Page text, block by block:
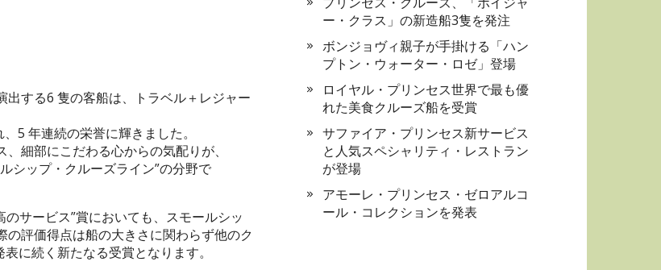
する6 隻の客船は、トラベル＋レジャー
5 年連続の栄誉に輝きました。
細部にこだわる心からの気配りが、
シップ・クルーズライン”の分野で
サービス”賞においても、スモールシッ
評価得点は船の大きさに関わらず他のク
に続く新たなる受賞となります。
ー・クラス」の新造船3隻を発注
ボンジョヴィ親子が手掛ける「ハン
プトン・ウォーター・ロゼ」登場
ロイヤル・プリンセス世界で最も優
れた美食クルーズ船を受賞
サファイア・プリンセス新サービス
と人気スペシャリティ・レストラン
が登場
アモーレ・プリンセス・ゼロアルコ
ール・コレクションを発表